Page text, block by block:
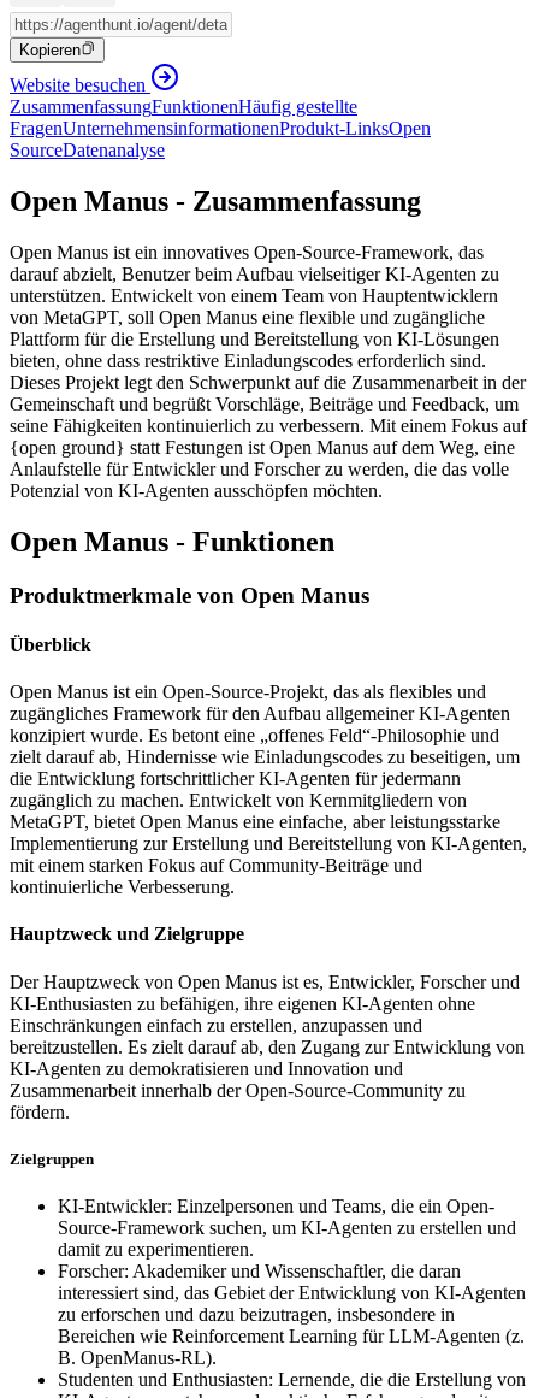
Kopieren
Website besuchen
ZusammenfassungFunktionenHäufig gestellte
FragenUnternehmensinformationenProdukt-LinksOpen
SourceDatenanalyse
Open Manus - Zusammenfassung
Open Manus ist ein innovatives Open-Source-Framework, das
darauf abzielt, Benutzer beim Aufbau vielseitiger KI-Agenten zu
unterstützen. Entwickelt von einem Team von Hauptentwicklern
von MetaGPT, soll Open Manus eine flexible und zugängliche
Plattform für die Erstellung und Bereitstellung von KI-Lösungen
bieten, ohne dass restriktive Einladungscodes erforderlich sind.
Dieses Projekt legt den Schwerpunkt auf die Zusammenarbeit in der
Gemeinschaft und begrüßt Vorschläge, Beiträge und Feedback, um
seine Fähigkeiten kontinuierlich zu verbessern. Mit einem Fokus auf
{open ground} statt Festungen ist Open Manus auf dem Weg, eine
Anlaufstelle für Entwickler und Forscher zu werden, die das volle
Potenzial von KI-Agenten ausschöpfen möchten.
Open Manus - Funktionen
Produktmerkmale von Open Manus
Überblick
Open Manus ist ein Open-Source-Projekt, das als flexibles und
zugängliches Framework für den Aufbau allgemeiner KI-Agenten
konzipiert wurde. Es betont eine „offenes Feld“-Philosophie und
zielt darauf ab, Hindernisse wie Einladungscodes zu beseitigen, um
die Entwicklung fortschrittlicher KI-Agenten für jedermann
zugänglich zu machen. Entwickelt von Kernmitgliedern von
MetaGPT, bietet Open Manus eine einfache, aber leistungsstarke
Implementierung zur Erstellung und Bereitstellung von KI-Agenten,
mit einem starken Fokus auf Community-Beiträge und
kontinuierliche Verbesserung.
Hauptzweck und Zielgruppe
Der Hauptzweck von Open Manus ist es, Entwickler, Forscher und
KI-Enthusiasten zu befähigen, ihre eigenen KI-Agenten ohne
Einschränkungen einfach zu erstellen, anzupassen und
bereitzustellen. Es zielt darauf ab, den Zugang zur Entwicklung von
KI-Agenten zu demokratisieren und Innovation und
Zusammenarbeit innerhalb der Open-Source-Community zu
fördern.
Zielgruppen
KI-Entwickler: Einzelpersonen und Teams, die ein Open-
Source-Framework suchen, um KI-Agenten zu erstellen und
damit zu experimentieren.
Forscher: Akademiker und Wissenschaftler, die daran
interessiert sind, das Gebiet der Entwicklung von KI-Agenten
zu erforschen und dazu beizutragen, insbesondere in
Bereichen wie Reinforcement Learning für LLM-Agenten (z.
B. OpenManus-RL).
Studenten und Enthusiasten: Lernende, die die Erstellung von